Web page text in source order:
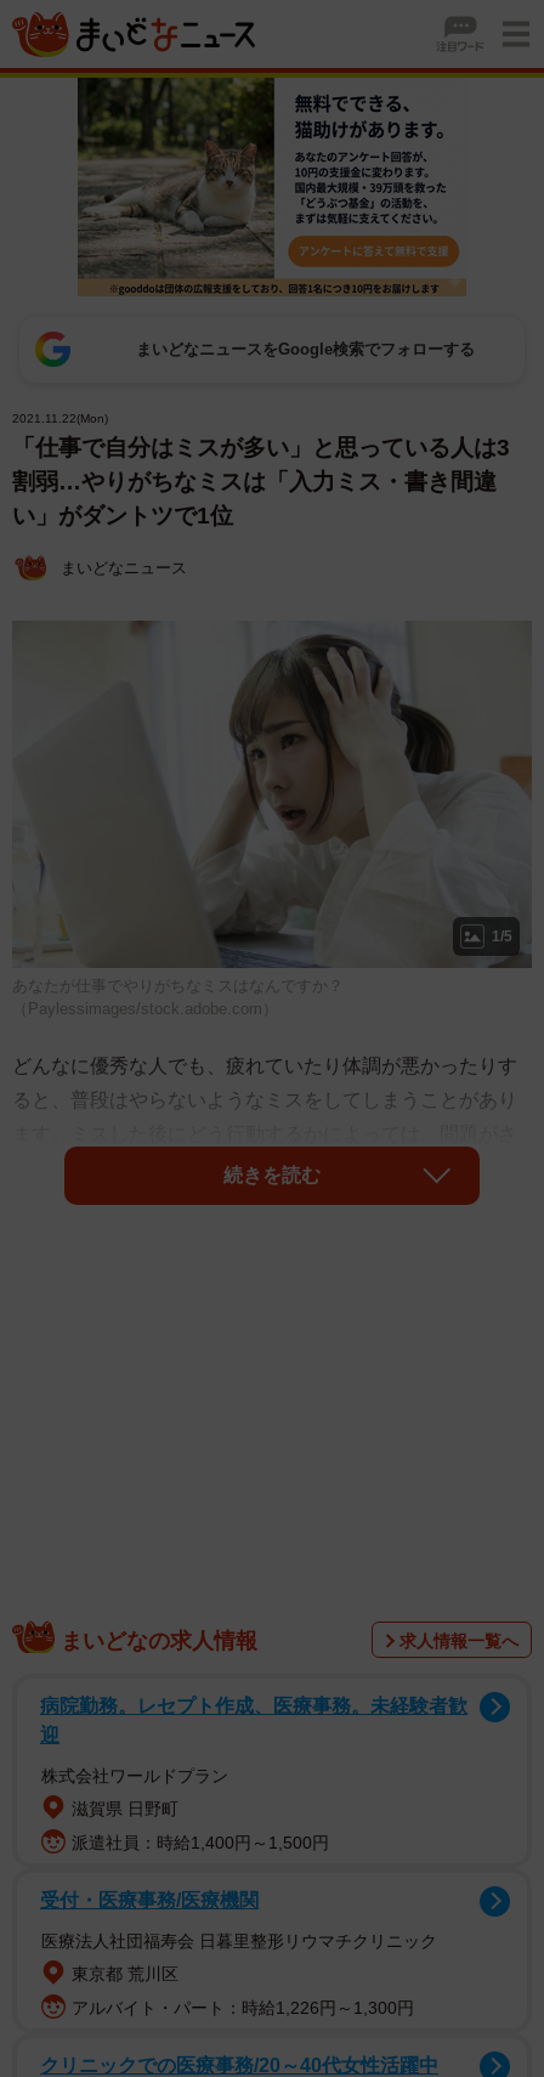
まいどなニュースをGoogle検索でフォローする
2021.11.22(Mon)
「仕事で自分はミスが多い」と思っている人は3
割弱…やりがちなミスは「入力ミス・書き間違
い」がダントツで1位
まいどなニュース
1/5
あなたが仕事でやりがちなミスはなんですか？
（Paylessimages/stock.adobe.com）
どんなに優秀な人でも、疲れていたり体調が悪かったりす
ると、普段はやらないようなミスをしてしまうことがあり
らに大きくなってしまうこともありますね。働く男女500人
に「仕事でやりがちなミス」について聞いたところ、「入
199人を対象に、2021年9月に聞いた調査です。「あなたが
仕事でやりがちなミスはなんですか？」と聞いたところ、1
位の「入力ミス・書き間違い」に続いて、「やるべきこと
を忘れる」「確認不足・見落とし」といった内容が続きま
した。上位の結果と具体的な内容は以下の通りです。
続きを読む
まいどなの求人情報 求人情報一覧へ
病院勤務。レセプト作成、医療事務。未経験者歓
迎
株式会社ワールドプラン
滋賀県 日野町
派遣社員：時給1,400円～1,500円
受付・医療事務/医療機関
医療法人社団福寿会 日暮里整形リウマチクリニック
東京都 荒川区
アルバイト・パート：時給1,226円～1,300円
クリニックでの医療事務/20～40代女性活躍中